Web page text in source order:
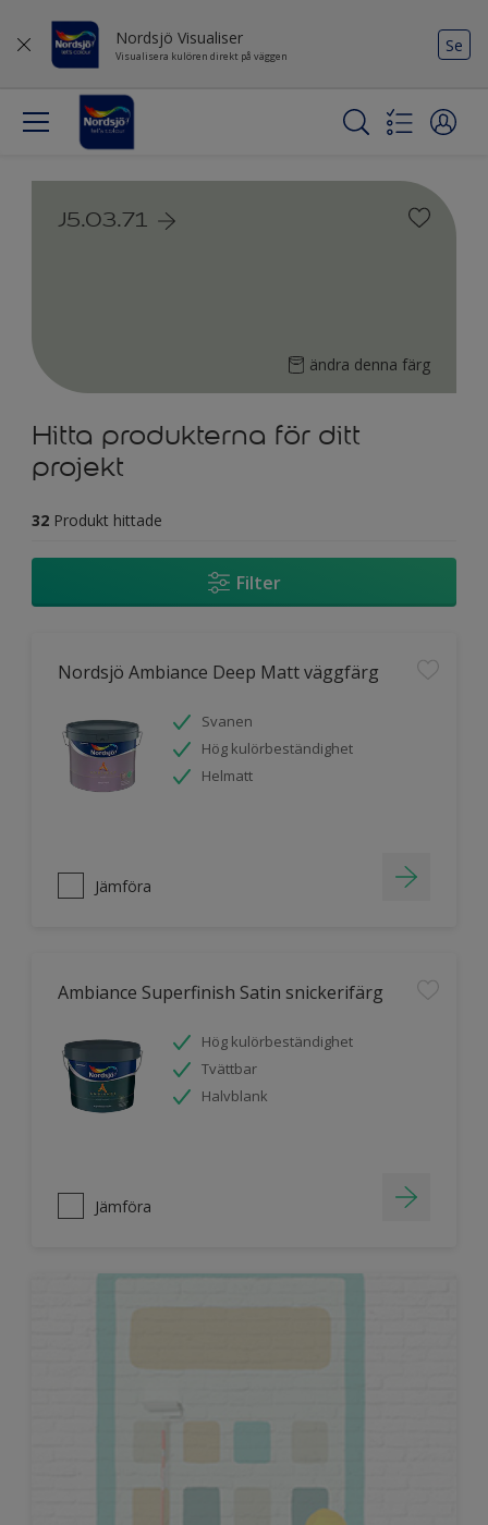
Nordsjö Visualiser
Visualisera kulören direkt på väggen
Se
J5.03.71
ändra denna färg
Hitta produkterna för ditt
projekt
32 Produkt hittade
Filter
Nordsjö Ambiance Deep Matt väggfärg
Svanen
Hög kulörbeständighet
Helmatt
Jämföra
Ambiance Superfinish Satin snickerifärg
Hög kulörbeständighet
Tvättbar
Halvblank
Jämföra